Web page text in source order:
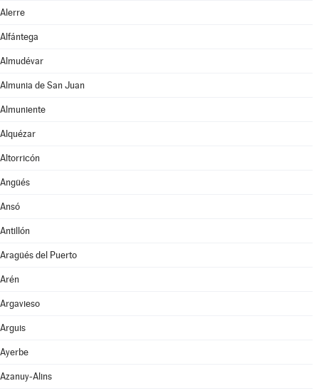
Alerre
Alfántega
Almudévar
Almunia de San Juan
Almuniente
Alquézar
Altorricón
Angüés
Ansó
Antillón
Aragüés del Puerto
Arén
Argavieso
Arguis
Ayerbe
Azanuy-Alins